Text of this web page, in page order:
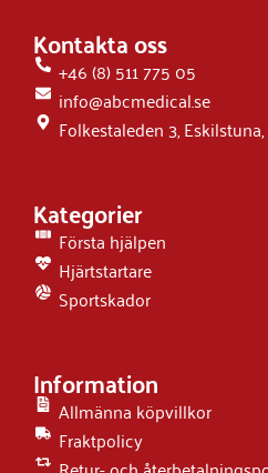
Kontakta oss
+46 (8) 511 775 05
info@abcmedical.se
Folkestaleden 3,
Kategorier
Första hjälpen
Hjärtstartare
Sportskador
Information
Allmänna köpvillkor
Fraktpolicy